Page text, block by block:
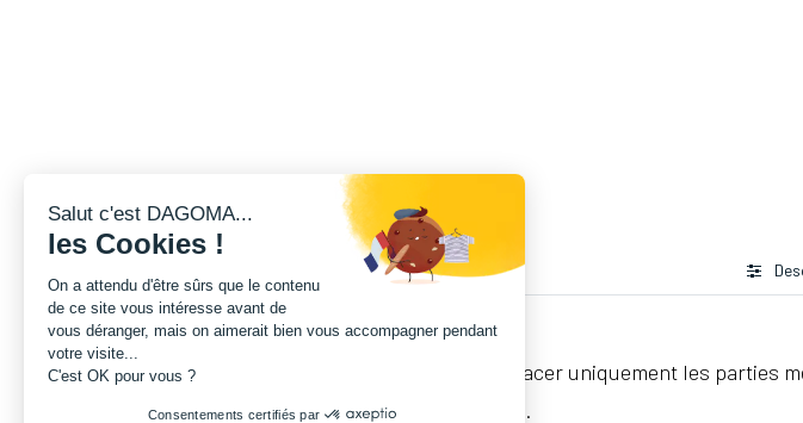
Cet ensemble vous permettra de remplacer uniquement les parties
endommagée. Ensemble pré-assemblé.
Salut c'est DAGOMA...
les Cookies !
On a attendu d'être sûrs que le contenu
de ce site vous intéresse avant de
vous déranger, mais on aimerait bien vous accompagner pendant
votre visite...
C'est OK pour vous ?
Consentements certifiés par